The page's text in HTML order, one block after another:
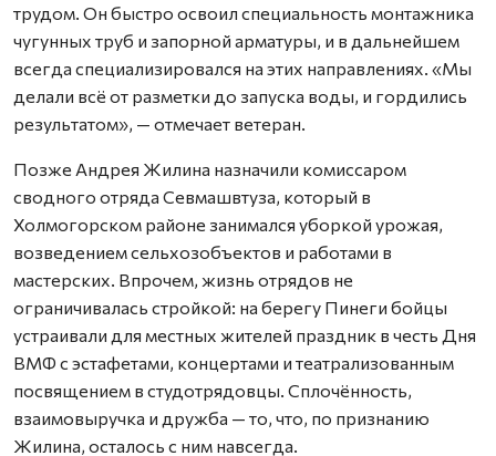
трудом. Он быстро освоил специальность монтажника
чугунных труб и запорной арматуры, и в дальнейшем
всегда специализировался на этих направлениях. «Мы
делали всё от разметки до запуска воды, и гордились
результатом», — отмечает ветеран.
Позже Андрея Жилина назначили комиссаром
сводного отряда Севмашвтуза, который в
Холмогорском районе занимался уборкой урожая,
возведением сельхозобъектов и работами в
мастерских. Впрочем, жизнь отрядов не
ограничивалась стройкой: на берегу Пинеги бойцы
устраивали для местных жителей праздник в честь Дня
ВМФ с эстафетами, концертами и театрализованным
посвящением в студотрядовцы. Сплочённость,
взаимовыручка и дружба — то, что, по признанию
Жилина, осталось с ним навсегда.